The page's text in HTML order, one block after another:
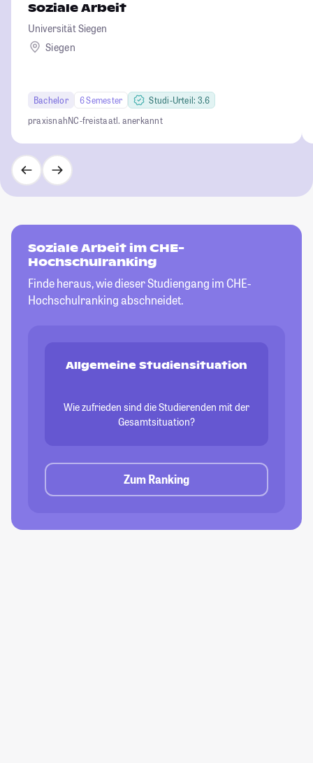
Soziale Arbeit
Universität Siegen
Siegen
Bachelor 6 Semester
Studi-Urteil: 3.6
praxisnahNC-freistaatl. anerkannt
Soziale Arbeit im CHE-
Hochschulranking
Finde heraus, wie dieser Studiengang im CHE-
Hochschulranking abschneidet.
Allgemeine Studiensituation
Wie zufrieden sind die Studierenden mit der
Gesamtsituation?
Zum Ranking